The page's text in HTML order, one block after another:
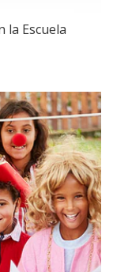
la Escuela